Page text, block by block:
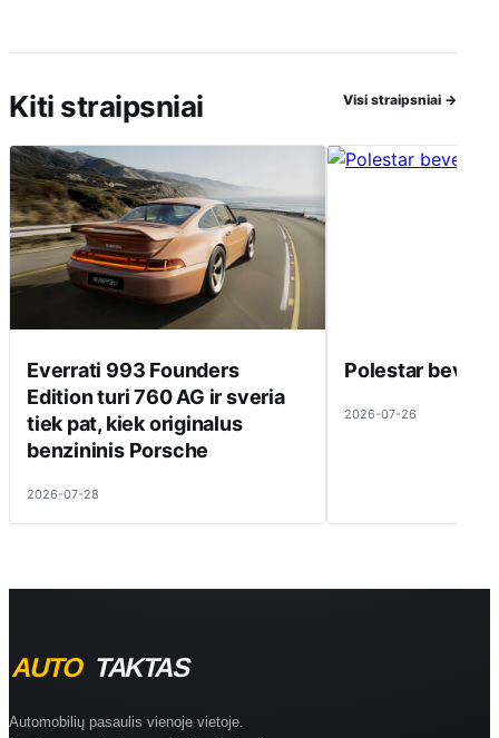
Kiti straipsniai Visi straipsniai →
Everrati 993 Founders
Edition turi 760 AG ir sveria
tiek pat, kiek originalus
benzininis Porsche
2026-07-28
Polestar beveik
2026-07-26
Automobilių pasaulis vienoje vietoje.